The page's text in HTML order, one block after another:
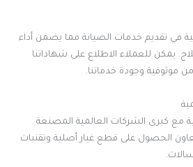
في تقديم خدمات الصيانة مما يضمن أداء
يمكن للعملاء الاطلاع على شهاداتنا
من موثوقية وجودة خدماتنا.
مع كبرى الشركات العالمية المصنعة
الحصول على قطع غيار أصلية وتقنيات